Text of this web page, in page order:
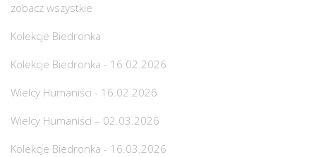
zobacz wszystkie
Kolekcje Biedronka
Kolekcje Biedronka - 16.02.2026
Wielcy Humaniści - 16.02.2026
Wielcy Humaniści – 02.03.2026
Kolekcje Biedronka - 16.03.2026